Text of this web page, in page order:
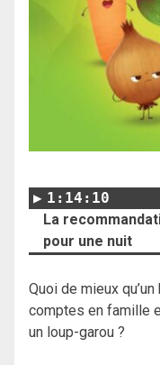
1:14:10
La
pour une nuit
Quoi de mieux
comptes en famille
un loup-garou ?